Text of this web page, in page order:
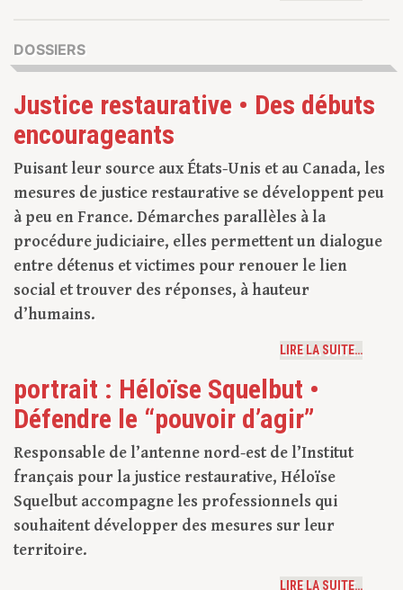
DOSSIERS
Justice restaurative • Des débuts
encourageants
Puisant leur source aux États-Unis et au Canada, les
mesures de justice restaurative se développent peu
à peu en France. Démarches parallèles à la
procédure judiciaire, elles permettent un dialogue
entre détenus et victimes pour renouer le lien
social et trouver des réponses, à hauteur
d’humains.
LIRE LA SUITE…
portrait : Héloïse Squelbut •
Défendre le “pouvoir d’agir”
Responsable de l’antenne nord-est de l’Institut
français pour la justice restaurative, Héloïse
Squelbut accompagne les professionnels qui
souhaitent développer des mesures sur leur
territoire.
LIRE LA SUITE…